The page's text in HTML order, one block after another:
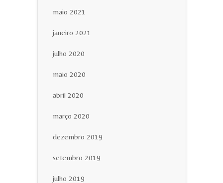
maio 2021
janeiro 2021
julho 2020
maio 2020
abril 2020
março 2020
dezembro 2019
setembro 2019
julho 2019